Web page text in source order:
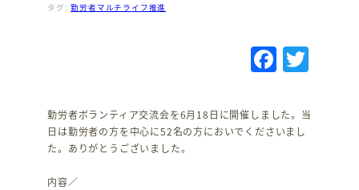
タグ:勤労者マルチライフ推進
F
a
c
e
T
it
勤労者ボランティア交流会を6月18日に開催しました。当
日は勤労者の方を中心に52名の方においでくださいまし
た。ありがとうございました。
内容／